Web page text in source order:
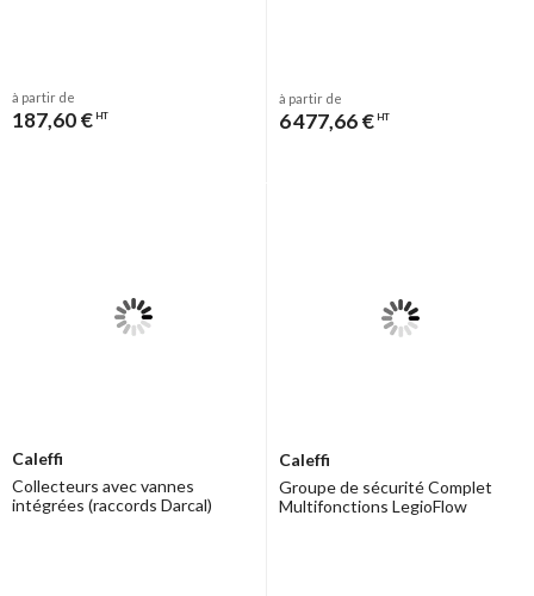
à partir de
187,60 € HT
à partir de
6 477,66 € HT
Caleffi
Collecteurs avec vannes
intégrées (raccords Darcal)
Caleffi
Groupe de sécurité Complet
Multifonctions LegioFlow